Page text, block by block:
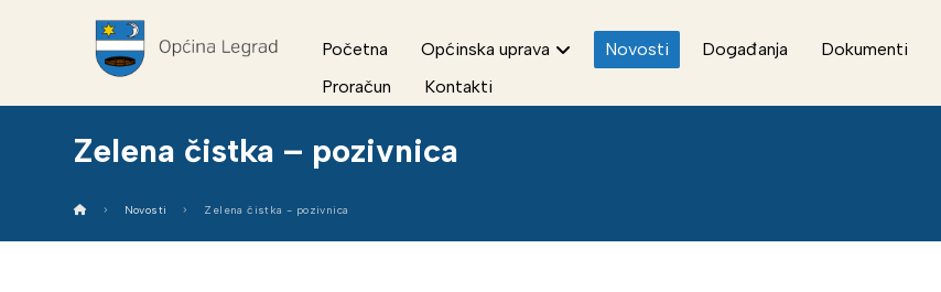
Početna Općinska uprava Novosti Događanja Dokumenti
Proračun
Kontakti
Zelena čistka – pozivnica
Novosti Zelena čistka - pozivnica